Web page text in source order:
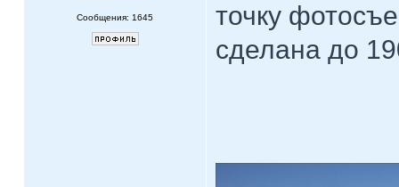
Сообщения: 1645
точку
сделана до